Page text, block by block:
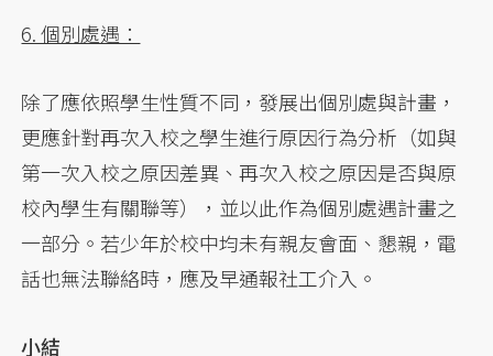
6. 個別處遇：
除了應依照學生性質不同，發展出個別處與計畫，
更應針對再次入校之學生進行原因行為分析（如與
第一次入校之原因差異、再次入校之原因是否與原
校內學生有關聯等），並以此作為個別處遇計畫之
一部分。若少年於校中均未有親友會面、懇親，電
話也無法聯絡時，應及早通報社工介入。
小結